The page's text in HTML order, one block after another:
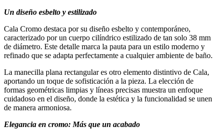
Un diseño esbelto y estilizado
Cala Cromo destaca por su diseño esbelto y contemporáneo,
caracterizado por un cuerpo cilíndrico estilizado de tan solo 38 mm
de diámetro. Este detalle marca la pauta para un estilo moderno y
refinado que se adapta perfectamente a cualquier ambiente de baño.
La manecilla plana rectangular es otro elemento distintivo de Cala,
aportando un toque de sofisticación a la pieza. La elección de
formas geométricas limpias y líneas precisas muestra un enfoque
cuidadoso en el diseño, donde la estética y la funcionalidad se unen
de manera armoniosa.
Elegancia en cromo: Más que un acabado